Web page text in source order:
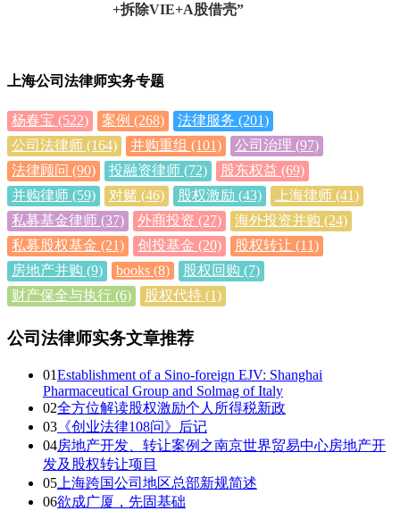
+拆除VIE+A股借壳”
上海公司法律师实务专题
杨春宝 (522) 案例 (268) 法律服务 (201)
公司法律师 (164) 并购重组 (101) 公司治理 (97)
法律顾问 (90) 投融资律师 (72) 股东权益 (69)
并购律师 (59) 对赌 (46) 股权激励 (43) 上海律师 (41)
私募基金律师 (37) 外商投资 (27) 海外投资并购 (24)
私募股权基金 (21) 创投基金 (20) 股权转让 (11)
房地产并购 (9) books (8) 股权回购 (7)
财产保全与执行 (6) 股权代持 (1)
公司法律师实务文章推荐
01Establishment of a Sino-foreign EJV: Shanghai
Pharmaceutical Group and Solmag of Italy
02全方位解读股权激励个人所得税新政
03 《创业法律108问》后记
04房地产开发、转让案例之南京世界贸易中心房地产开
发及股权转让项目
05 上海跨国公司地区总部新规简述
06欲成广厦，先固基础